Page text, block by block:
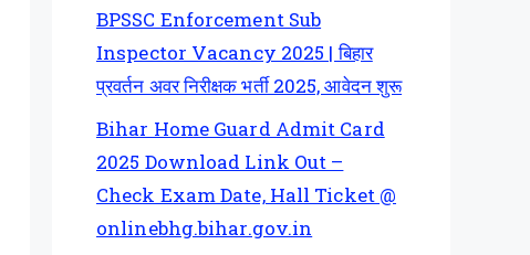
BPSSC Enforcement Sub
Inspector Vacancy 2025 | बिहार
प्रवर्तन अवर निरीक्षक भर्ती 2025, आवेदन शुरू
Bihar Home Guard Admit Card
2025 Download Link Out –
Check Exam Date, Hall Ticket @
onlinebhg.bihar.gov.in